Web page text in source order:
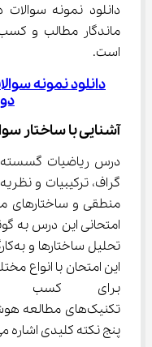
دانلود نمونه سوالات
ماندگار مطالب و
است.
دانلود نمونه
آشنایی با ساختار
درس ریاضیات
برای کسب
تکنیک‌های
پنج نکته کلیدی اشاره